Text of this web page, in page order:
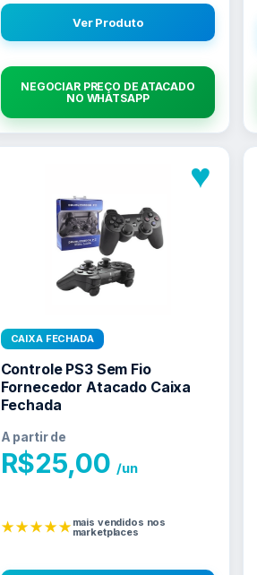
Ver Produto
NEGOCIAR PREÇO DE ATACADO
NO WHATSAPP
♥
CAIXA FECHADA
Controle PS3 Sem Fio
Fornecedor Atacado Caixa
Fechada
A partir de
R$25,00 /un
★★★★★mais vendidos nos
marketplaces